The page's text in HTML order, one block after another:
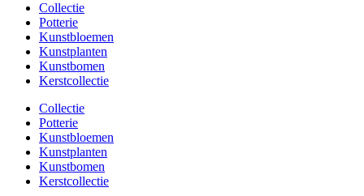
Collectie
Potterie
Kunstbloemen
Kunstplanten
Kunstbomen
Kerstcollectie
Collectie
Potterie
Kunstbloemen
Kunstplanten
Kunstbomen
Kerstcollectie